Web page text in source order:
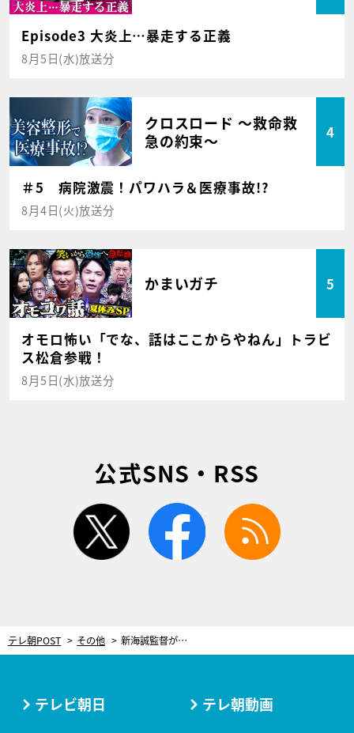
Episode3 大炎上…暴走する正義
8月5日(水)放送分
クロスロード ～救命救
急の約束～
4
＃5 病院激震！パワハラ＆医療事故!?
8月4日(火)放送分
かまいガチ 5
オモロ怖い「でな、話はここからやねん」トラビ
ス松倉参戦！
8月5日(水)放送分
公式SNS・RSS
twitter facebook
テレ朝POST その他 新海誠監督が映画『君の名は。』に対して持つ“相反する2つの気持ち”とは？
テレビ朝日 テレ朝動画